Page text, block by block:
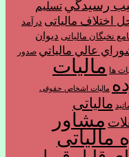
رسيدگي تسليم
اختلاف مالیاتی درآمد
نخبگان مالیاتی ديوان
عالي مالياتي صدور
ها مالیات
مالیات اشخاص حقوقی
مالیاتی
مشاور
مالیاتی